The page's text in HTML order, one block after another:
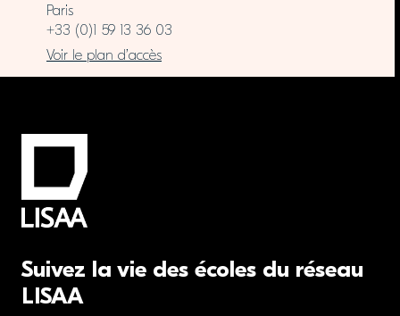
Paris
+33 (0)1 59 13 36 03
Voir le plan d’accès
Suivez la vie des écoles du réseau
LISAA